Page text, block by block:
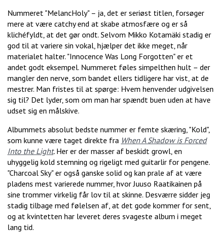
Nummeret "MelancHoly" – ja, det er seriøst titlen, forsøger
mere at være catchy end at skabe atmosfære og er så
klichéfyldt, at det gør ondt. Selvom Mikko Kotamäki stadig er
god til at variere sin vokal, hjælper det ikke meget, når
materialet halter. "Innocence Was Long Forgotten" er et
andet godt eksempel. Nummeret føles simpelthen hult – der
mangler den nerve, som bandet ellers tidligere har vist, at de
mestrer. Man fristes til at spørge: Hvem henvender udgivelsen
sig til? Det lyder, som om man har spændt buen uden at have
udset sig en målskive.
Albummets absolut bedste nummer er femte skæring, "Kold",
som kunne være taget direkte fra When A Shadow is Forced
Into the Light. Her er der masser af beskidt growl, en
uhyggelig kold stemning og rigeligt med guitarlir for pengene.
"Charcoal Sky" er også ganske solid og kan prale af at være
pladens mest varierede nummer, hvor Juuso Raatikainen på
sine trommer virkelig får lov til at skinne. Desværre sidder jeg
stadig tilbage med følelsen af, at det gode kommer for sent,
og at kvintetten har leveret deres svageste album i meget
lang tid.